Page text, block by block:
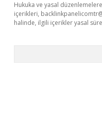
Hukuka ve yasal
içerikleri,
halinde, ilgili içerikler yasal